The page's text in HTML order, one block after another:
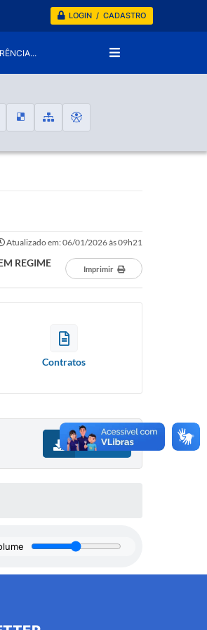
LOGIN / CADASTRO
Atualizado em: 06/01/2026 às 09h21
REGIME
Imprimir
Contratos
Download